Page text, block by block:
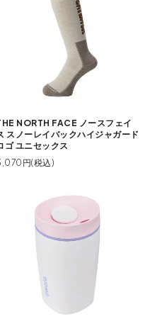
NORTH FACE ノースフェイ
スノーレイバックハイジャガード
ゴ ユニセックス
円(税込)